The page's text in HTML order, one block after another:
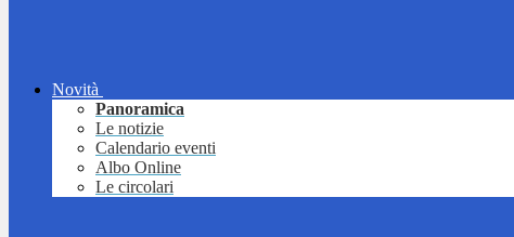
Novità
Panoramica
Le notizie
Calendario eventi
Albo Online
Le circolari